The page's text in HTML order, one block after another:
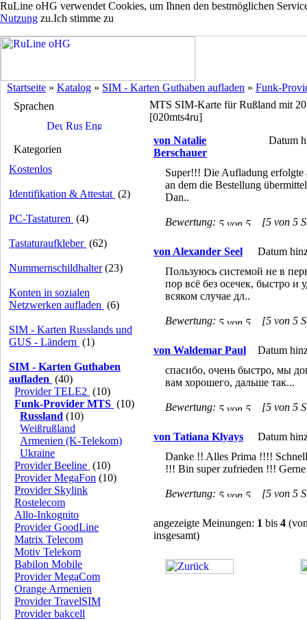
RuLine oHG verwendet Cookies, um Ihnen den bestmöglichen
Nutzung zu.Ich stimme zu
Startseite » Katalog » SIM - Karten Guthaben aufladen » Funk-
Sprachen
Kategorien
Kostenlos
Identifikation & Attestat (2)
PC-Tastaturen (4)
Tastaturaufkleber (62)
Nummernschildhalter(23)
Konten in sozialen
Netzwerken aufladen (6)
SIM - Karten Russlands und
GUS - Ländern (1)
SIM - Karten Guthaben
aufladen (40)
Provider TELE2 (10)
Funk-Provider MTS (10)
Russland (10)
Weißrußland
Armenien (K-Telekom)
Ukraine
Provider Beeline (10)
Provider MegaFon (10)
Provider Skylink
Rostelecom
Allo-Inkognito
Provider GoodLine
Matrix Telecom
Motiv Telekom
Babilon Mobile
Provider MegaCom
Orange Armenien
Provider TravelSIM
Provider bakcell
MTS SIM-Karte für Rußland mit
[020mts4ru]
von Natalie
Berschauer
Datum
Super!!! Die Aufladung erfolgte
an dem die Bestellung
Dan..
Bewertung: [5 von 5
von Alexander Seel
Datum
Пользуюсь системой не в
пор всё без осечек, быстро и
всяком случае дл..
Bewertung: [5 von 5
von Waldemar Paul
Datum
спасибо, очень быстро, мы
вам хорошего, дальше так...
Bewertung: [5 von 5
von Tatiana Klyays
Datum
Danke !! Alles Prima !!!!
!!! Bin super zufrieden !!!
Bewertung: [5 von 5
angezeigte Meinungen: 1 bis 4
insgesamt)